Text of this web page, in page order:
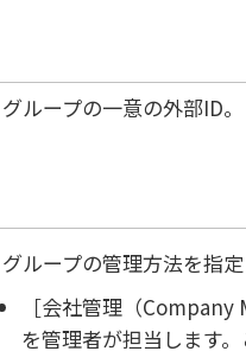
グループの一意の外部ID。
グループの管理方法を指定
会社管理（Company
を管理者が担当します。